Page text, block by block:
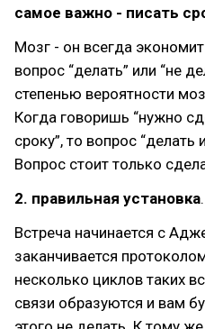
самое важно - писать
Мозг - он всегда
вопрос “делать” или “не
степенью вероятности
Когда говоришь “нужно
сроку”, то вопрос “делать
Вопрос стоит только
2. правильная установка.
Встреча начинается с
заканчивается
несколько циклов таких
связи образуются и вам